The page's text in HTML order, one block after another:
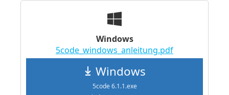
Windows
5code_windows_anleitung.pdf
Windows
5code 6.1.1.exe